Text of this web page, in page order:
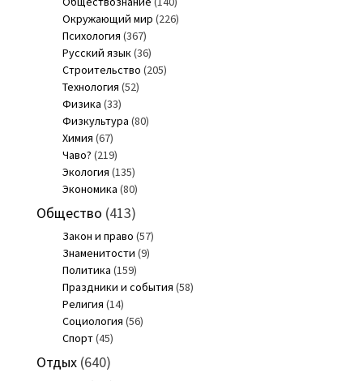
Окружающий мир (226)
Психология (367)
Русский язык(36)
Строительство (205)
Технология (52)
Физика (33)
Физкультура (80)
Химия (67)
Чаво? (219)
Экология (135)
Экономика (80)
Общество (413)
Закон и право (57)
Знаменитости (9)
Политика (159)
Праздники и события (58)
Религия (14)
Социология (56)
Спорт(45)
Отдых(640)